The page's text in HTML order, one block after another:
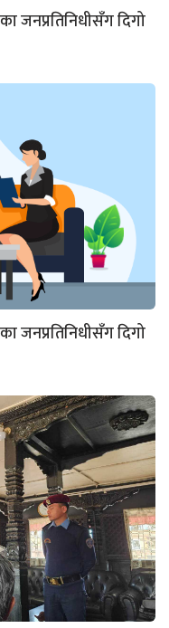
जनप्रतिनिधीसँग दिगो
जनप्रतिनिधीसँग दिगो